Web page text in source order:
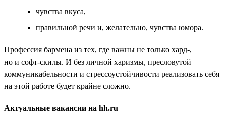
чувства вкуса,
правильной речи и, желательно, чувства юмора.
Профессия бармена из тех, где важны не только хард-,
но и софт-скилы. И без личной харизмы, пресловутой
коммуникабельности и стрессоустойчивости реализовать себя
на этой работе будет крайне сложно.
Актуальные вакансии на hh.ru